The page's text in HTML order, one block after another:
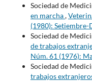
Sociedad de
en marcha,
(1980):
Sociedad de
de trabajos
Núm. 61 (1976):
Sociedad de
trabajos